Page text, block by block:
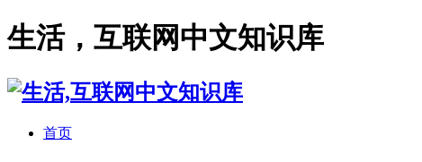
生活，互联网中文知识库
首页